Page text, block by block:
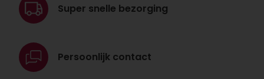
Super snelle bezorging
Persoonlijk contact